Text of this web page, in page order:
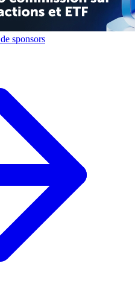
sponsors